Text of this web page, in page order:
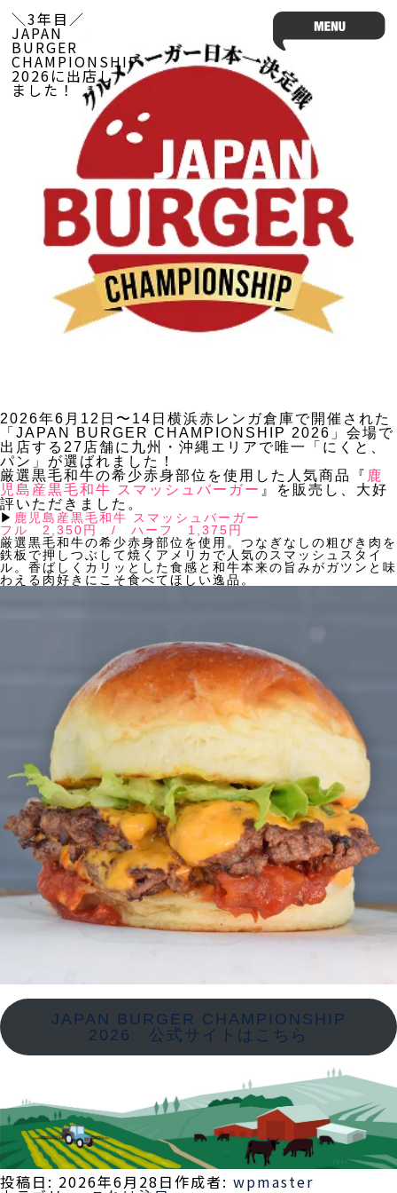
＼3年目／
JAPAN
BURGER
CHAMPIONSHIP
2026に出店し
ました！
2026年6月12日〜14日横浜赤レンガ倉庫で開催された
「JAPAN BURGER CHAMPIONSHIP 2026」会場で
出店する27店舗に九州・沖縄エリアで唯一「にくと、
パン」が選ばれました！
厳選黒毛和牛の希少赤身部位を使用した人気商品『 鹿
児島産黒毛和牛 スマッシュバーガー 』を販売し、大好
評いただきました。
▶︎ 鹿児島産黒毛和牛 スマッシュバーガー
フル 2,350円 / ハーフ 1,375円
厳選黒毛和牛の希少赤身部位を使用。つなぎなしの粗びき肉を
鉄板で押しつぶして焼くアメリカで人気のスマッシュスタイ
ル。香ばしくカリッとした食感と和牛本来の旨みがガツンと味
わえる肉好きにこそ食べてほしい逸品。
JAPAN BURGER CHAMPIONSHIP
2026 公式サイトはこちら
投稿日: 2026年6月28日作成者: wpmaster